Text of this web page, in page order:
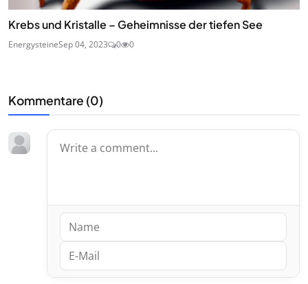
Krebs und Kristalle – Geheimnisse der tiefen See
EnergysteineSep 04, 2023 0 0
Kommentare (0)